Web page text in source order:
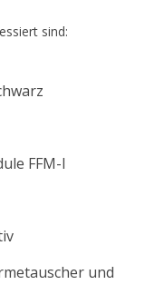
sind:
FFM-I
und